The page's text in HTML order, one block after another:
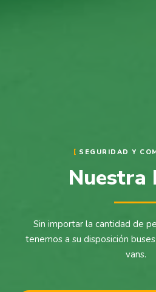
SEGURIDAD Y
Nuestra
Sin importar la cantidad de
tenemos a su disposición
vans.